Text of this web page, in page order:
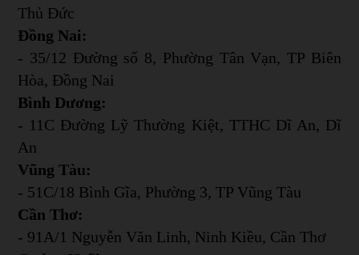
Thủ Đức
Đồng Nai:
- 35/12 Đường số 8, Phường Tân Vạn, TP Biên
Hòa, Đồng Nai
Bình Dương:
- 11C Đường Lỹ Thường Kiệt, TTHC Dĩ An, Dĩ
An
Vũng Tàu:
- 51C/18 Bình Gĩa, Phường 3, TP Vũng Tàu
Cần Thơ:
- 91A/1 Nguyễn Văn Linh, Ninh Kiều, Cần Thơ